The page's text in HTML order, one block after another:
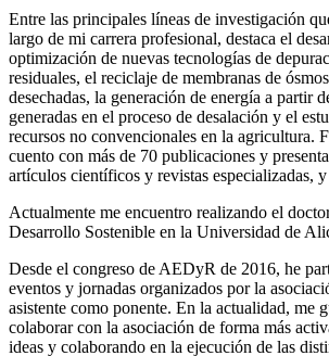
Entre las principales líneas de investigación
largo de mi carrera profesional, destaca el
optimización de nuevas tecnologías de
residuales, el reciclaje de membranas de
desechadas, la generación de energía a partir
generadas en el proceso de desalación y el
recursos no convencionales en la agricultura.
cuento con más de 70 publicaciones y
artículos científicos y revistas especializadas, y
Actualmente me encuentro realizando el
Desarrollo Sostenible en la Universidad de
Desde el congreso de AEDyR de 2016, he
eventos y jornadas organizados por la
asistente como ponente. En la actualidad, me
colaborar con la asociación de forma más
ideas y colaborando en la ejecución de las